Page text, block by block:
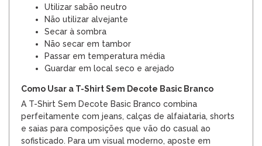
Utilizar sabão neutro
Não utilizar alvejante
Secar à sombra
Não secar em tambor
Passar em temperatura média
Guardar em local seco e arejado
Como Usar a T-Shirt Sem Decote Basic Branco
A T-Shirt Sem Decote Basic Branco combina
perfeitamente com jeans, calças de alfaiataria, shorts
e saias para composições que vão do casual ao
sofisticado. Para um visual moderno, aposte em